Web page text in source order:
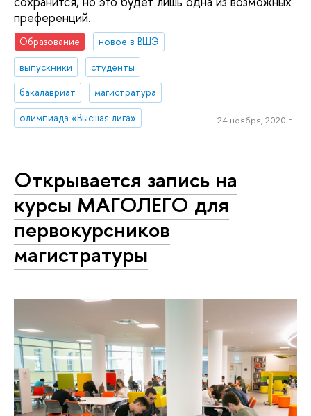
преференций.
Образование
новое в ВШЭ
выпускники
студенты
бакалавриат
магистратура
олимпиада «Высшая лига»
24 ноября, 2020 г.
Открывается запись на
курсы МАГОЛЕГО для
первокурсников
магистратуры